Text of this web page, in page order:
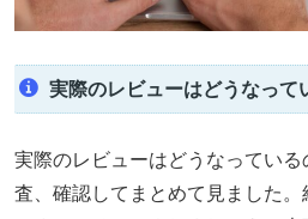
実際のレビューはどうなって
実際のレビューはどうなってい
査、確認してまとめて見ました